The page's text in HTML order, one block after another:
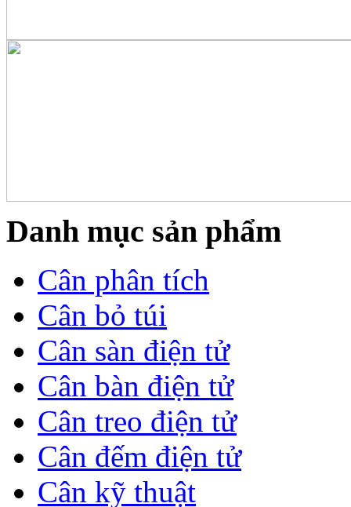
Danh mục sản phẩm
Cân phân tích
Cân bỏ túi
Cân sàn điện tử
Cân bàn điện tử
Cân treo điện tử
Cân đếm điện tử
Cân kỹ thuật